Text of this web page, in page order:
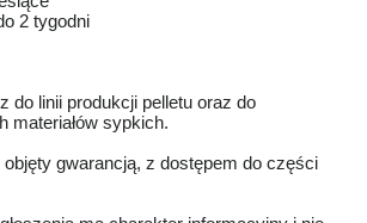
2 tygodni
do linii produkcji pelletu oraz do
materiałów sypkich.
gwarancją, z dostępem do części